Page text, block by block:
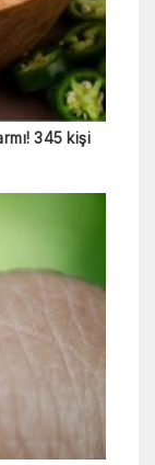
345 kişi